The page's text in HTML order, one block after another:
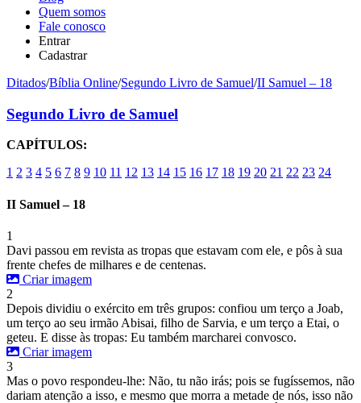
Quem somos
Fale conosco
Entrar
Cadastrar
Ditados/Bíblia Online/Segundo Livro de Samuel/II Samuel – 18
Segundo Livro de Samuel
CAPÍTULOS:
1 2 3 4 5 6 7 8 9 10 11 12 13 14 15 16 17 18 19 20 21 22 23 24
II Samuel – 18
1
Davi passou em revista as tropas que estavam com ele, e pôs à sua
frente chefes de milhares e de centenas.
Criar imagem
2
Depois dividiu o exército em três grupos: confiou um terço a Joab,
um terço ao seu irmão Abisai, filho de Sarvia, e um terço a Etai, o
geteu. E disse às tropas: Eu também marcharei convosco.
Criar imagem
3
Mas o povo respondeu-lhe: Não, tu não irás; pois se fugíssemos, não
dariam atenção a isso, e mesmo que morra a metade de nós, isso não